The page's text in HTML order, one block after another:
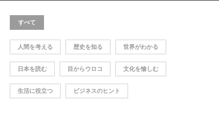
すべて
人間を考える 歴史を知る 世界がわかる
日本を読む 目からウロコ 文化を愉しむ
生活に役立つ ビジネスのヒント